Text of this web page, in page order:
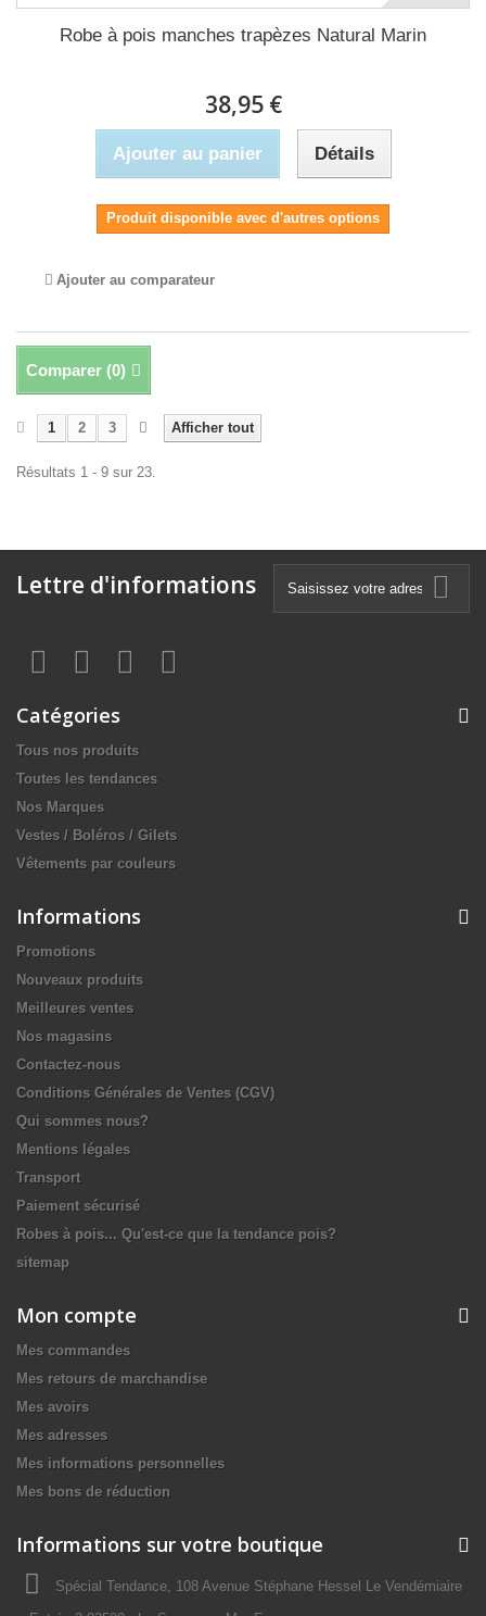
Robe à pois manches trapèzes Natural Marin
38,95 €
Ajouter au panier Détails
Produit disponible avec d'autres options
Ajouter au comparateur
Comparer (0)
Afficher tout
1 2 3
Résultats 1 - 9 sur 23.
Lettre d'informations
Catégories
Tous nos produits
Toutes les tendances
Nos Marques
Vestes / Boléros / Gilets
Vêtements par couleurs
Informations
Promotions
Nouveaux produits
Meilleures ventes
Nos magasins
Contactez-nous
Conditions Générales de Ventes (CGV)
Qui sommes nous?
Mentions légales
Transport
Paiement sécurisé
Robes à pois... Qu'est-ce que la tendance pois?
sitemap
Mon compte
Mes commandes
Mes retours de marchandise
Mes avoirs
Mes adresses
Mes informations personnelles
Mes bons de réduction
Informations sur votre boutique
Spécial Tendance, 108 Avenue Stéphane Hessel Le Vendémiaire